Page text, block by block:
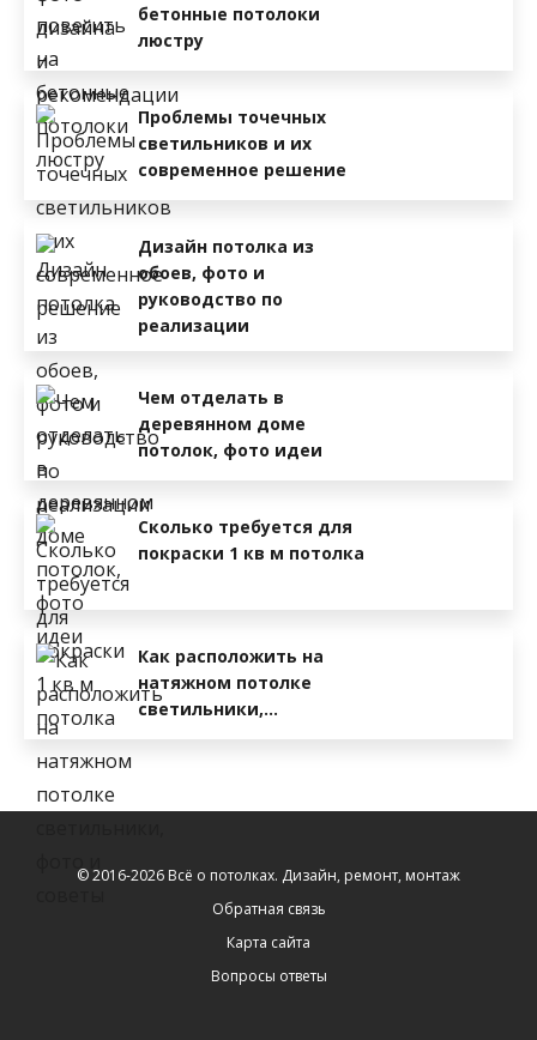
бетонные потолоки
люстру
Проблемы точечных
светильников и их
современное решение
Дизайн потолка из
обоев, фото и
руководство по
реализации
Чем отделать в
деревянном доме
потолок, фото идеи
Сколько требуется для
покраски 1 кв м потолка
Как расположить на
натяжном потолке
светильники,…
© 2016-2026 Всё о потолках. Дизайн, ремонт, монтаж
Обратная связь
Карта сайта
Вопросы ответы